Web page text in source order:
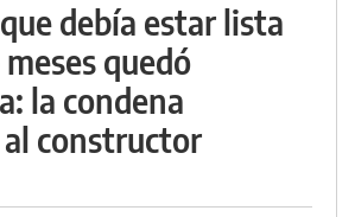
debía estar lista
quedó
la condena
constructor